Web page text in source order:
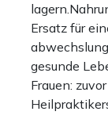
Ersatz für
gesunde
Frauen: